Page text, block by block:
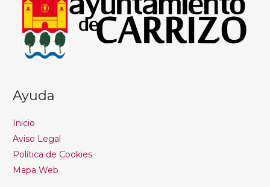
Ayuda
Inicio
Aviso Legal
Política de Cookies
Mapa Web